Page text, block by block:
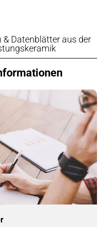
& Datenblätter aus der